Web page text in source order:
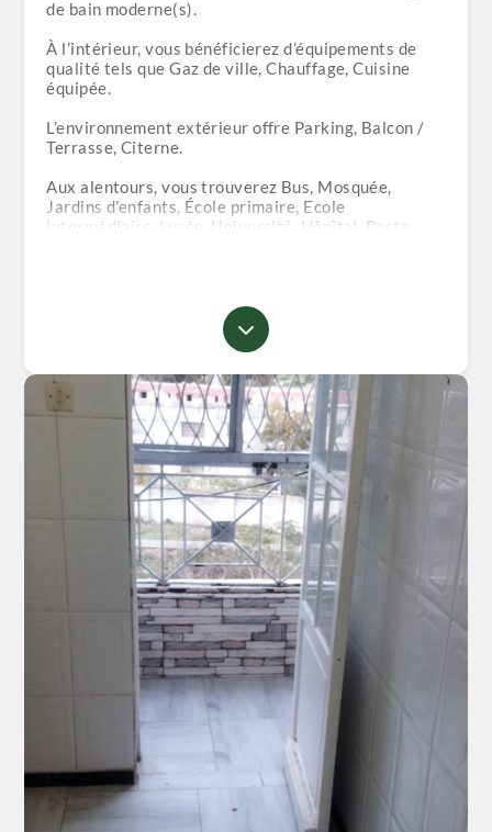
de bain moderne(s).
À l’intérieur, vous bénéficierez d’équipements de
qualité tels que Gaz de ville, Chauffage, Cuisine
équipée.
L’environnement extérieur offre Parking, Balcon /
Terrasse, Citerne.
Aux alentours, vous trouverez Bus, Mosquée,
Jardins d'enfants, École primaire, Ecole
intermédiaire, Lycée, Université, Hôpital, Poste,
confort, emplacement et fonctionnalité.